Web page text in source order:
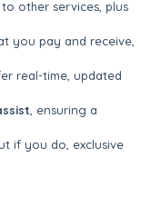
other services, plus
you pay and receive,
real-time, updated
, ensuring a
if you do, exclusive